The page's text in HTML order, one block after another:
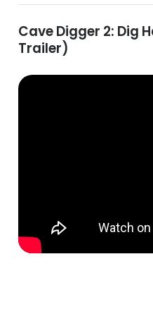
Cave Digger 2: Dig
Trailer)